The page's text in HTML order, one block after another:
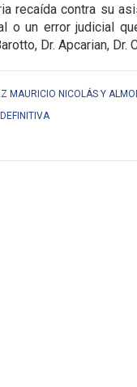
recaída contra su
o un error judicial
Dr. Apcarian,
MAURICIO NICOLÁS Y